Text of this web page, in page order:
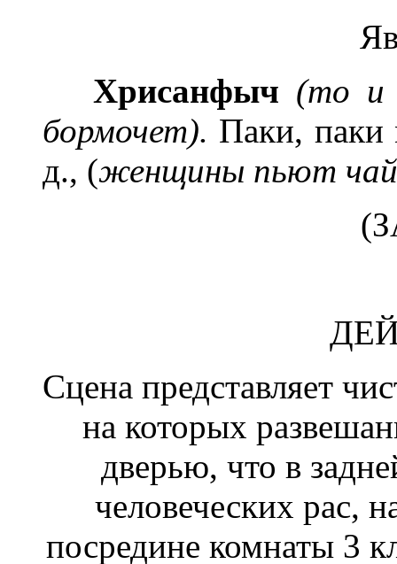
Хрисанфыч (то и
бормочет). Паки, паки
д., (женщины пьют чай
Сцена представляет
на которых
дверью, что в
человеческих рас,
посредине комнаты 3